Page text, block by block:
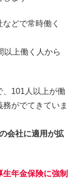
どで常時働く
以上働く人から
、101人以上が働
がでてきていま
会社に適用が拡
生年金保険に強制